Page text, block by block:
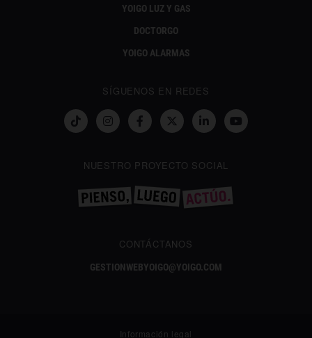
YOIGO LUZ Y GAS
DOCTORGO
YOIGO ALARMAS
SÍGUENOS EN REDES
NUESTRO PROYECTO SOCIAL
CONTÁCTANOS
GESTIONWEBYOIGO@YOIGO.COM
Información legal